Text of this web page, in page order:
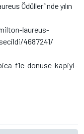
Ödülleri'nde yılın
laureus-
4687241/
f1e-donuse-kapiyi-